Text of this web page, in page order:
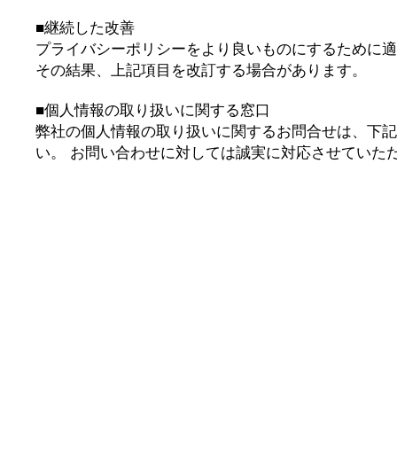
■継続した改善
プライバシーポリシーをより良いものにするために
その結果、上記項目を改訂する場合があります。
■個人情報の取り扱いに関する窓口
弊社の個人情報の取り扱いに関するお問合せは、下
い。 お問い合わせに対しては誠実に対応させていた